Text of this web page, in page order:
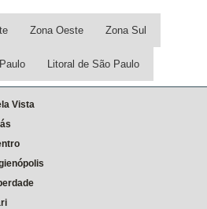
Zona Oeste Zona Sul
Litoral de São Paulo
Vista